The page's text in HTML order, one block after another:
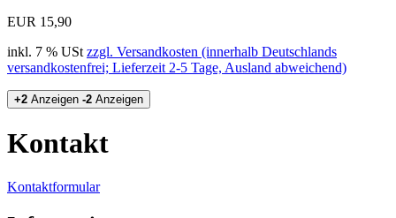
EUR 15,90
inkl. 7 % USt zzgl. Versandkosten (innerhalb Deutschlands
versandkostenfrei; Lieferzeit 2-5 Tage, Ausland abweichend)
+2 Anzeigen -2 Anzeigen
Kontakt
Kontaktformular